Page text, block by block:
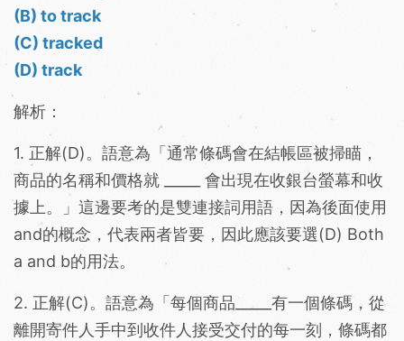
(B) to track
(C) tracked
(D) track
解析：
1. 正解(D)。語意為「通常條碼會在結帳區被掃瞄，
商品的名稱和價格就 _____ 會出現在收銀台螢幕和收
據上。」這邊要考的是雙連接詞用語，因為後面使用
and的概念，代表兩者皆要，因此應該要選(D) Both
a and b的用法。
2. 正解(C)。語意為「每個商品_____有一個條碼，從
離開寄件人手中到收件人接受交付的每一刻，條碼都